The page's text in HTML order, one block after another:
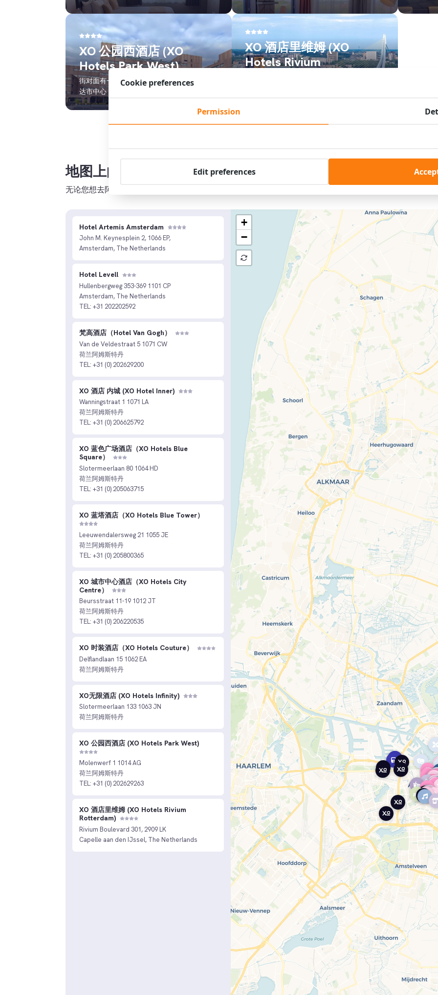
XO 公园西酒店 (XO
Hotels Park West)
街对面有一个公园，乘坐公共交通即可到
达市中心
XO 酒店里维姆 (XO
Hotels Rivium
地图上的 XO 阿姆斯特丹酒店
无论您想去阿姆斯特丹的什么地方，我们都近在咫尺！
Hotel Artemis Amsterdam
John M. Keynesplein 2, 1066 EP,
Amsterdam, The Netherlands
Hotel Levell
Hullenbergweg 353-369 1101 CP
Amsterdam, The Netherlands
TEL: +31 202202592
梵高酒店（Hotel Van Gogh）
Van de Veldestraat 5 1071 CW
荷兰阿姆斯特丹
TEL: +31 (0) 202629200
XO 酒店 内城 (XO Hotel Inner)
Wanningstraat 1 1071 LA
荷兰阿姆斯特丹
TEL: +31 (0) 206625792
XO 蓝色广场酒店（XO Hotels Blue
Square）
Slotermeerlaan 80 1064 HD
荷兰阿姆斯特丹
TEL: +31 (0) 205063715
XO 蓝塔酒店（XO Hotels Blue Tower）
Leeuwendalersweg 21 1055 JE
荷兰阿姆斯特丹
TEL: +31 (0) 205800365
XO 城市中心酒店（XO Hotels City
Centre）
Beursstraat 11-19 1012 JT
荷兰阿姆斯特丹
TEL: +31 (0) 206220535
XO 时装酒店（XO Hotels Couture）
Delflandlaan 15 1062 EA
荷兰阿姆斯特丹
XO无限酒店 (XO Hotels Infinity)
Slotermeerlaan 133 1063 JN
荷兰阿姆斯特丹
XO 公园西酒店 (XO Hotels Park West)
Molenwerf 1 1014 AG
荷兰阿姆斯特丹
TEL: +31 (0) 202629263
XO 酒店里维姆 (XO Hotels Rivium
Rotterdam)
Rivium Boulevard 301, 2909 LK
Capelle aan den IJssel, The Netherlands
Show map
+
−
Cookie preferences
Permission
Edit preferences